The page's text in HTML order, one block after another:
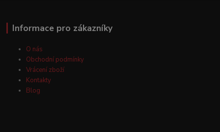
Informace pro zákazníky
O nás
Obchodní podmínky
Vrácení zboží
Kontakty
Blog